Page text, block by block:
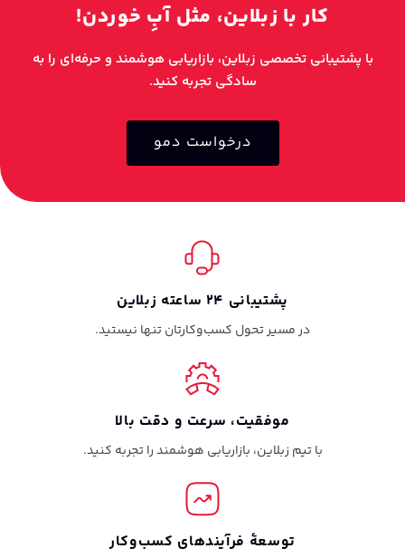
کار با زبلاین، مثل آبِ خوردن!
با پشتیبانی تخصصی زبلاین، بازاریابی هوشمند و حرفه‌ای را به
سادگی تجربه کنید.
درخواست دمو
پشتیبانی ۲۴ ساعته زبلاین
در مسیر تحول کسب‌وکارتان تنها نیستید.
موفقیت، سرعت و دقت بالا
با تیم زبلاین، بازاریابی هوشمند را تجربه کنید.
توسعهٔ فرآیندهای کسب‌و‌کار